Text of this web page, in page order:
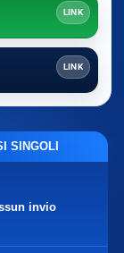
LINK
LINK
SINGOLI
invio